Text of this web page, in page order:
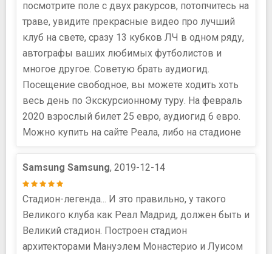
посмотрите поле с двух ракурсов, потопчитесь на
траве, увидите прекрасные видео про лучший
клуб на свете, сразу 13 кубков ЛЧ в одном ряду,
автографы ваших любимых футболистов и
многое другое. Советую брать аудиогид.
Посещение свободное, вы можете ходить хоть
весь день по Экскурсионному туру. На февраль
2020 взрослый билет 25 евро, аудиогид 6 евро.
Можно купить на сайте Реала, либо на стадионе
Samsung Samsung, 2019-12-14
Стадион-легенда... И это правильно, у такого
Великого клуба как Реал Мадрид, должен быть и
Великий стадион. Построен стадион
архитекторами Мануэлем Монастерио и Луисом